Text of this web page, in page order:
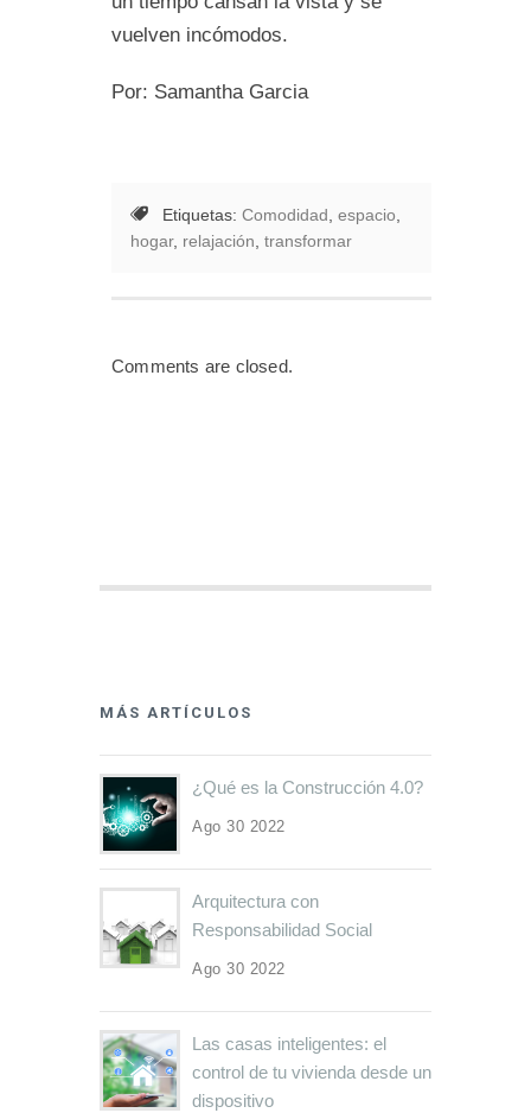
vuelven incómodos.
Por: Samantha Garcia
Etiquetas: Comodidad, espacio,
hogar, relajación, transformar
Comments are closed.
MÁS ARTÍCULOS
¿Qué es la Construcción 4.0?
Ago 30 2022
Arquitectura con
Responsabilidad Social
Ago 30 2022
Las casas inteligentes: el
control de tu vivienda desde un
dispositivo